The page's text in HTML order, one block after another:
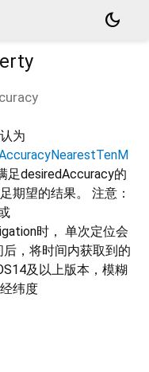
dark_mode
为
足desiredAccuracy的
期望的结果。 注意：
时， 单次定位会
，将时间内获取到的
及以上版本，模糊
纬度